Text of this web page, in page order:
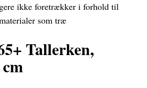
ikke foretrækker i forhold til
som træ
Tallerken,